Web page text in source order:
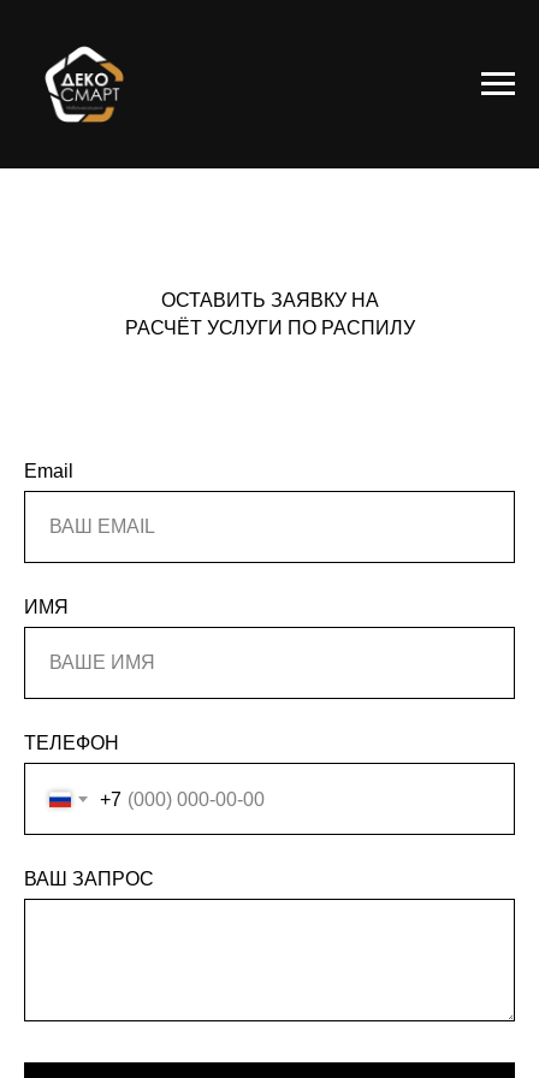
ОСТАВИТЬ ЗАЯВКУ НА
РАСЧЁТУСЛУГИ ПО РАСПИЛУ
Email
ИМЯ
ТЕЛЕФОН
+7
ВАШ ЗАПРОС